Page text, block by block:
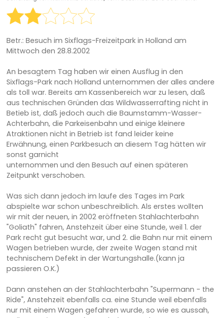
Betr.: Besuch im Sixflags-Freizeitpark in Holland am
Mittwoch den 28.8.2002
An besagtem Tag haben wir einen Ausflug in den
Sixflags-Park nach Holland unternommen der alles andere
als toll war. Bereits am Kassenbereich war zu lesen, daß
aus technischen Gründen das Wildwasserrafting nicht in
Betieb ist, daß jedoch auch die Baumstamm-Wasser-
Achterbahn, die Parkeisenbahn und einige kleinere
Atraktionen nicht in Betrieb ist fand leider keine
Erwähnung, einen Parkbesuch an diesem Tag hätten wir
sonst garnicht
unternommen und den Besuch auf einen späteren
Zeitpunkt verschoben.
Was sich dann jedoch im laufe des Tages im Park
abspielte war schon unbeschreiblich. Als erstes wollten
wir mit der neuen, in 2002 eröffneten Stahlachterbahn
"Goliath" fahren, Anstehzeit über eine Stunde, weil 1. der
Park recht gut besucht war, und 2. die Bahn nur mit einem
Wagen betrieben wurde, der zweite Wagen stand mit
technischem Defekt in der Wartungshalle.(kann ja
passieren O.K.)
Dann anstehen an der Stahlachterbahn "Supermann - the
Ride", Anstehzeit ebenfalls ca. eine Stunde weil ebenfalls
nur mit einem Wagen gefahren wurde, so wie es aussah,